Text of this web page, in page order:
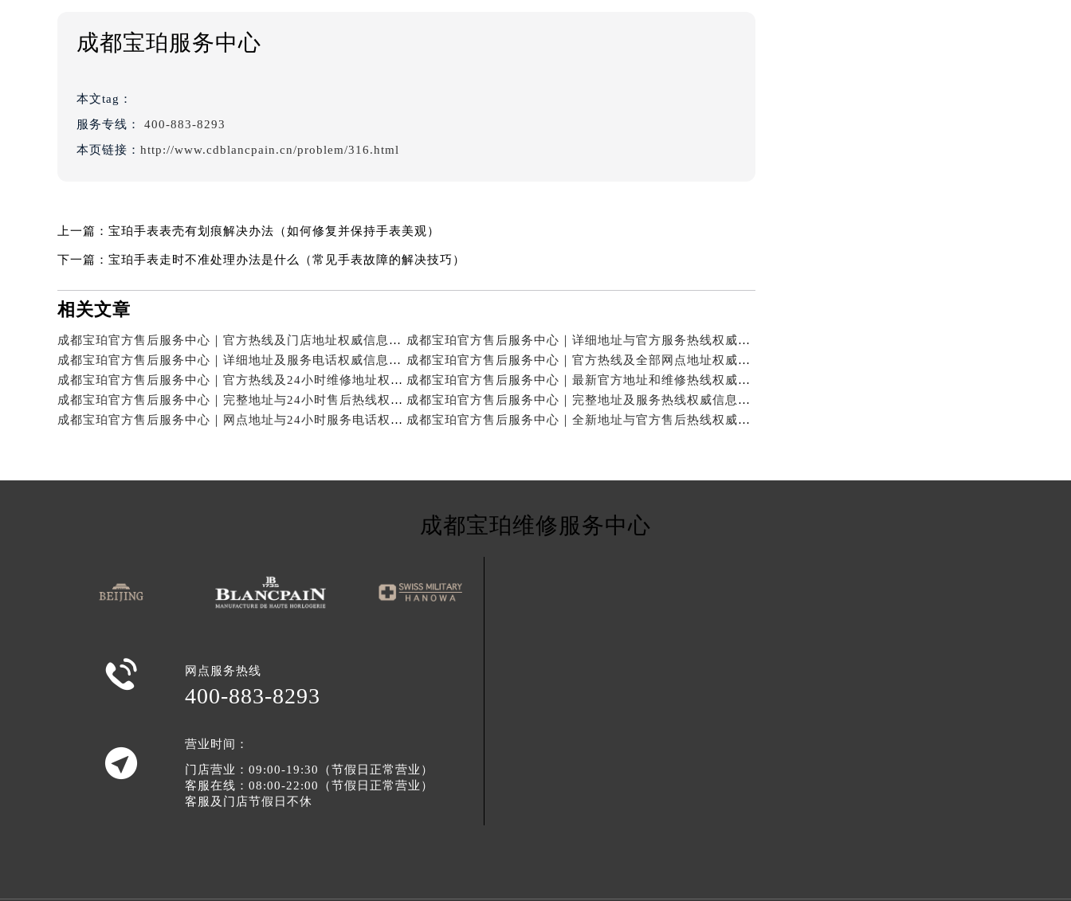
成都宝珀服务中心
本文tag：
服务专线：
400-883-8293
本页链接： http://www.cdblancpain.cn/problem/316.html
上一篇： 宝珀手表表壳有划痕解决办法（如何修复并保持手表美观）
下一篇： 宝珀手表走时不准处理办法是什么（常见手表故障的解决技巧）
相关文章
成都宝珀官方售后服务中心｜官方热线及门店地址权威信息公示（2026年7月最新）
成都宝珀官方售后服务中心｜详细地址与官方服务热线权威信息公示（2026年7月最新）
成都宝珀官方售后服务中心｜详细地址及服务电话权威信息公示（2026年7月最新）
成都宝珀官方售后服务中心｜官方热线及全部网点地址权威信息公示（2026年7月最新）
成都宝珀官方售后服务中心｜官方热线及24小时维修地址权威信息公示（2026年7月最新）
成都宝珀官方售后服务中心｜最新官方地址和维修热线权威信息公示（2026年7月最新）
成都宝珀官方售后服务中心｜完整地址与24小时售后热线权威信息公示（2026年7月最新）
成都宝珀官方售后服务中心｜完整地址及服务热线权威信息公示（2026年7月最新）
成都宝珀官方售后服务中心｜网点地址与24小时服务电话权威信息公示（2026年7月最新）
成都宝珀官方售后服务中心｜全新地址与官方售后热线权威信息公示（2026年7月最新）
成都宝珀维修服务中心
 网点服务热线
400-883-8293

营业时间：
门店营业：09:00-19:30（节假日正常营业）
客服在线：08:00-22:00（节假日正常营业）
客服及门店节假日不休